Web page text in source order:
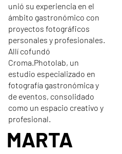
unió su experiencia en el
ámbito gastronómico con
proyectos fotográficos
personales y profesionales.
Allí cofundó
Croma.Photolab, un
estudio especializado en
fotografía gastronómica y
de eventos, consolidado
como un espacio creativo y
profesional.
MARTA